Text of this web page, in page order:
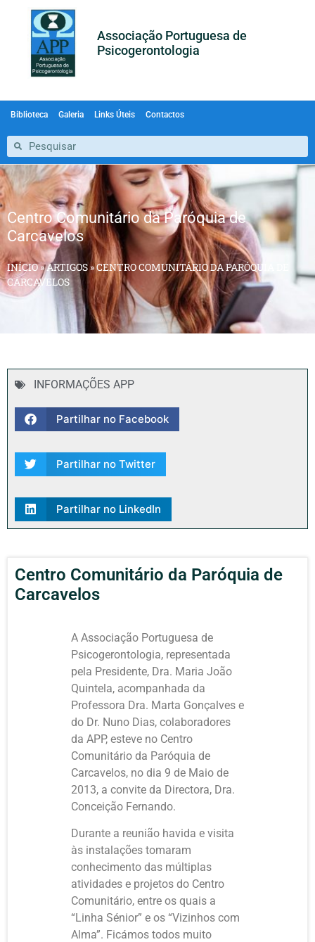
Associação Portuguesa de
Psicogerontologia
Biblioteca Galeria Links Úteis Contactos
Centro Comunitário da Paróquia de
Carcavelos
INÍCIO»ARTIGOS»CENTRO COMUNITÁRIO DA PARÓQUIA DE
CARCAVELOS
INFORMAÇÕES APP
Partilhar no Facebook
Partilhar no Twitter
Partilhar no LinkedIn
Centro Comunitário da Paróquia de
Carcavelos
A Associação Portuguesa de
Psicogerontologia, representada
pela Presidente, Dra. Maria João
Quintela, acompanhada da
Professora Dra. Marta Gonçalves e
do Dr. Nuno Dias, colaboradores
da APP, esteve no Centro
Comunitário da Paróquia de
Carcavelos, no dia 9 de Maio de
2013, a convite da Directora, Dra.
Conceição Fernando.
Durante a reunião havida e visita
às instalações tomaram
conhecimento das múltiplas
atividades e projetos do Centro
Comunitário, entre os quais a
“Linha Sénior” e os “Vizinhos com
Alma”. Ficámos todos muito